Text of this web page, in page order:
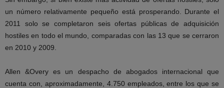
un número relativamente pequeño está prosperando. Durante el
2011 solo se completaron seis ofertas públicas de adquisición
hostiles en todo el mundo, comparadas con las 13 que se cerraron
en 2010 y 2009.
Allen &Overy es un despacho de abogados internacional que
cuenta con, aproximadamente, 4.750 empleados, entre los que se